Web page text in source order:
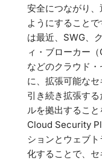
安全につながり
ようにすること
は最近、SWG、
ィ・ブローカー
などのクラウド
に、拡張可能な
引き続き拡張す
ルを拠出するこ
Cloud Security
ションとウェブ
化することで、セ